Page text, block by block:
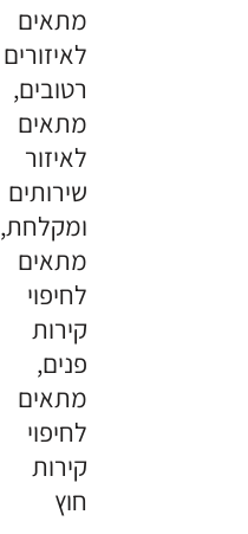
מתאים
לאיזורים
רטובים,
מתאים
לאיזור
שירותים
ומקלחת,
מתאים
לחיפוי
קירות
פנים,
מתאים
לחיפוי
קירות
חוץ